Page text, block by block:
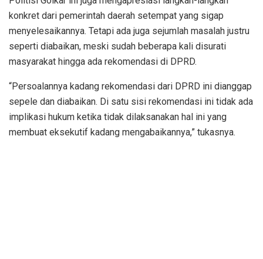
konkret dari pemerintah daerah setempat yang sigap
menyelesaikannya. Tetapi ada juga sejumlah masalah justru
seperti diabaikan, meski sudah beberapa kali disurati
masyarakat hingga ada rekomendasi di DPRD.
“Persoalannya kadang rekomendasi dari DPRD ini dianggap
sepele dan diabaikan. Di satu sisi rekomendasi ini tidak ada
implikasi hukum ketika tidak dilaksanakan hal ini yang
membuat eksekutif kadang mengabaikannya,” tukasnya.